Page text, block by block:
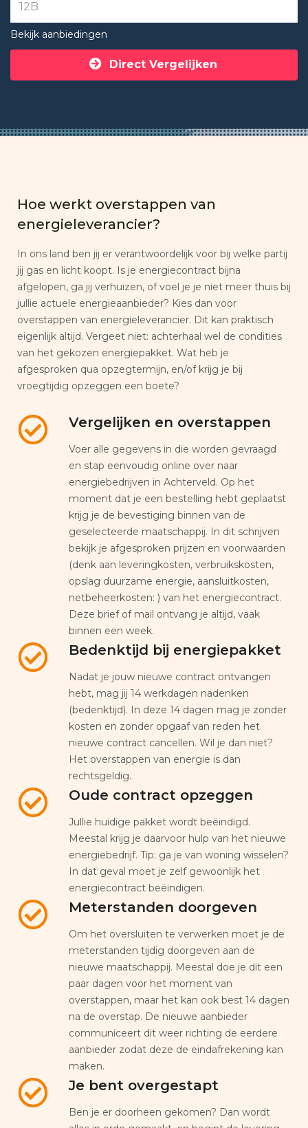
Bekijk aanbiedingen
Direct Vergelijken
Hoe werkt overstappen van
energieleverancier?
In ons land ben jij er verantwoordelijk voor bij welke partij
jij gas en licht koopt. Is je energiecontract bijna
afgelopen, ga jij verhuizen, of voel je je niet meer thuis bij
jullie actuele energieaanbieder? Kies dan voor
overstappen van energieleverancier. Dit kan praktisch
eigenlijk altijd. Vergeet niet: achterhaal wel de condities
van het gekozen energiepakket. Wat heb je
afgesproken qua opzegtermijn, en/of krijg je bij
vroegtijdig opzeggen een boete?
Vergelijken en overstappen
Voer alle gegevens in die worden gevraagd
en stap eenvoudig online over naar
energiebedrijven in Achterveld. Op het
moment dat je een bestelling hebt geplaatst
krijg je de bevestiging binnen van de
geselecteerde maatschappij. In dit schrijven
bekijk je afgesproken prijzen en voorwaarden
(denk aan leveringkosten, verbruikskosten,
opslag duurzame energie, aansluitkosten,
netbeheerkosten: ) van het energiecontract.
Deze brief of mail ontvang je altijd, vaak
binnen een week.
Bedenktijd bij energiepakket
Nadat je jouw nieuwe contract ontvangen
hebt, mag jij 14 werkdagen nadenken
(bedenktijd). In deze 14 dagen mag je zonder
kosten en zonder opgaaf van reden het
nieuwe contract cancellen. Wil je dan niet?
Het overstappen van energie is dan
rechtsgeldig.
Oude contract opzeggen
Jullie huidige pakket wordt beëindigd.
Meestal krijg je daarvoor hulp van het nieuwe
energiebedrijf. Tip: ga je van woning wisselen?
In dat geval moet je zelf gewoonlijk het
energiecontract beëindigen.
Meterstanden doorgeven
Om het oversluiten te verwerken moet je de
meterstanden tijdig doorgeven aan de
nieuwe maatschappij. Meestal doe je dit een
paar dagen voor het moment van
overstappen, maar het kan ook best 14 dagen
na de overstap. De nieuwe aanbieder
communiceert dit weer richting de eerdere
aanbieder zodat deze de eindafrekening kan
maken.
Je bent overgestapt
Ben je er doorheen gekomen? Dan wordt